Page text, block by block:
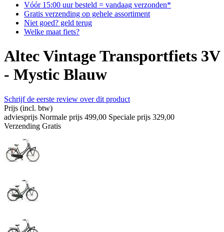
Vóór 15:00 uur besteld = vandaag verzonden*
Gratis verzending op gehele assortiment
Niet goed? geld terug
Welke maat fiets?
Altec Vintage Transportfiets 3V
- Mystic Blauw
Schrijf de eerste review over dit product
Prijs (incl. btw)
adviesprijs Normale prijs 499,00 Speciale prijs 329,00
Verzending Gratis